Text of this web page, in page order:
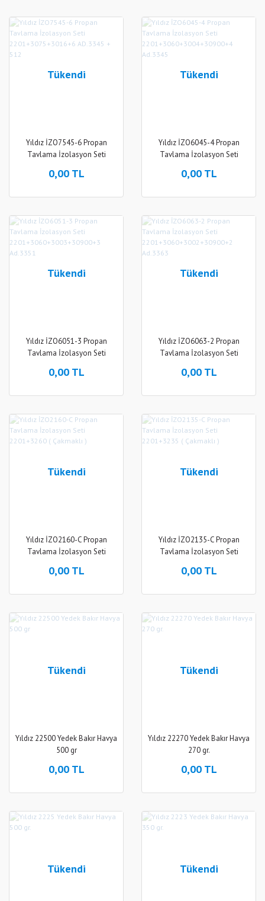
Tükendi
Yıldız İZO7545-6 Propan
Tavlama İzolasyon Seti
+ 512
0,00 TL
Tükendi
Yıldız İZO6045-4 Propan
Tavlama İzolasyon Seti
Ad.3345
0,00 TL
Tükendi
Yıldız İZO6051-3 Propan
Tavlama İzolasyon Seti
Ad.3351
0,00 TL
Tükendi
Yıldız İZO6063-2 Propan
Tavlama İzolasyon Seti
Ad.3363
0,00 TL
Tükendi
Yıldız İZO2160-C Propan
Tavlama İzolasyon Seti
0,00 TL
Tükendi
Yıldız İZO2135-C Propan
Tavlama İzolasyon Seti
0,00 TL
Tükendi
Yıldız 22500 Yedek Bakır Havya
500 gr
0,00 TL
Tükendi
Yıldız 22270 Yedek Bakır Havya
270 gr.
0,00 TL
Tükendi Tükendi